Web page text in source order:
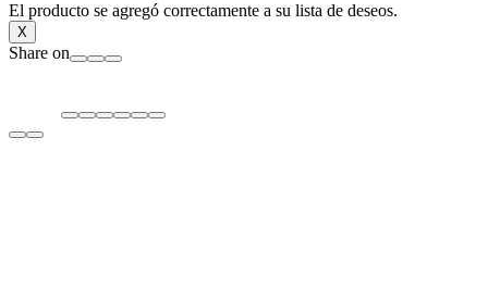
El producto se agregó correctamente a su lista de deseos.
X
Share on